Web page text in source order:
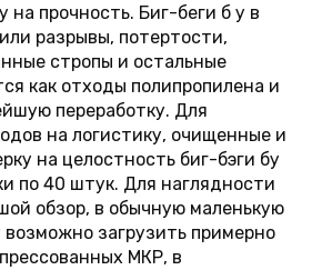
на прочность. Биг-беги б у в
разрывы, потертости,
стропы и остальные
как отходы полипропилена и
переработку. Для
на логистику, очищенные и
на целостность биг-бэги бу
по 40 штук. Для наглядности
обзор, в обычную маленькую
загрузить примерно
МКР, в